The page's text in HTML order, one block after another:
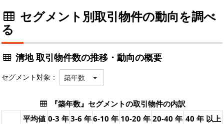
セグメント別取引物件の動向を調べ
る
清地 取引物件数の推移・動向の概要
セグメント対象： 築年数
『築年数』セグメントの取引物件の内訳
平均値 0-3 年3-6 年6-10 年 10-20 年 20-40 年 40 年 以上